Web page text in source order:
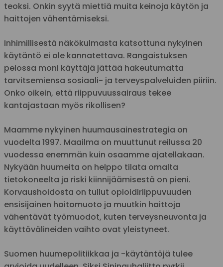
teoksi. Onkin syytä miettiä muita keinoja käytön ja
haittojen vähentämiseksi.
Inhimillisestä näkökulmasta katsottuna nykyinen
käytäntö ei ole kannatettava. Rangaistuksen
pelossa moni käyttäjä jättää hakeutumatta
tarvitsemiensa sosiaali- ja terveyspalveluiden piiriin.
Onko oikein, että riippuvuussairaus tekee
kantajastaan myös rikollisen?
Maamme nykyinen huumausainestrategia on
vuodelta 1997. Maailma on muuttunut reilussa 20
vuodessa enemmän kuin osaamme ajatellakaan.
Nykyään huumeita on helppo tilata omalta
tietokoneelta ja riski kiinnijäämisestä on pieni.
Korvaushoidosta on tullut opioidiriippuvuuden
ensisijainen hoitomuoto ja muutkin haittoja
vähentävät työmuodot, kuten terveysneuvonta ja
käyttövälineiden vaihto ovat yleistyneet.
Suomen huumepolitiikkaa ja -käytäntöjä tulee